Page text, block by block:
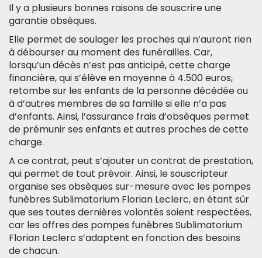
Il y a plusieurs bonnes raisons de souscrire une
garantie obsèques.
Elle permet de soulager les proches qui n’auront rien
à débourser au moment des funérailles. Car,
lorsqu’un décès n’est pas anticipé, cette charge
financière, qui s’élève en moyenne à 4.500 euros,
retombe sur les enfants de la personne décédée ou
à d’autres membres de sa famille si elle n’a pas
d’enfants. Ainsi, l’assurance frais d’obsèques permet
de prémunir ses enfants et autres proches de cette
charge.
A ce contrat, peut s’ajouter un contrat de prestation,
qui permet de tout prévoir. Ainsi, le souscripteur
organise ses obsèques sur-mesure avec les pompes
funèbres Sublimatorium Florian Leclerc, en étant sûr
que ses toutes dernières volontés soient respectées,
car les offres des pompes funèbres Sublimatorium
Florian Leclerc s’adaptent en fonction des besoins
de chacun.